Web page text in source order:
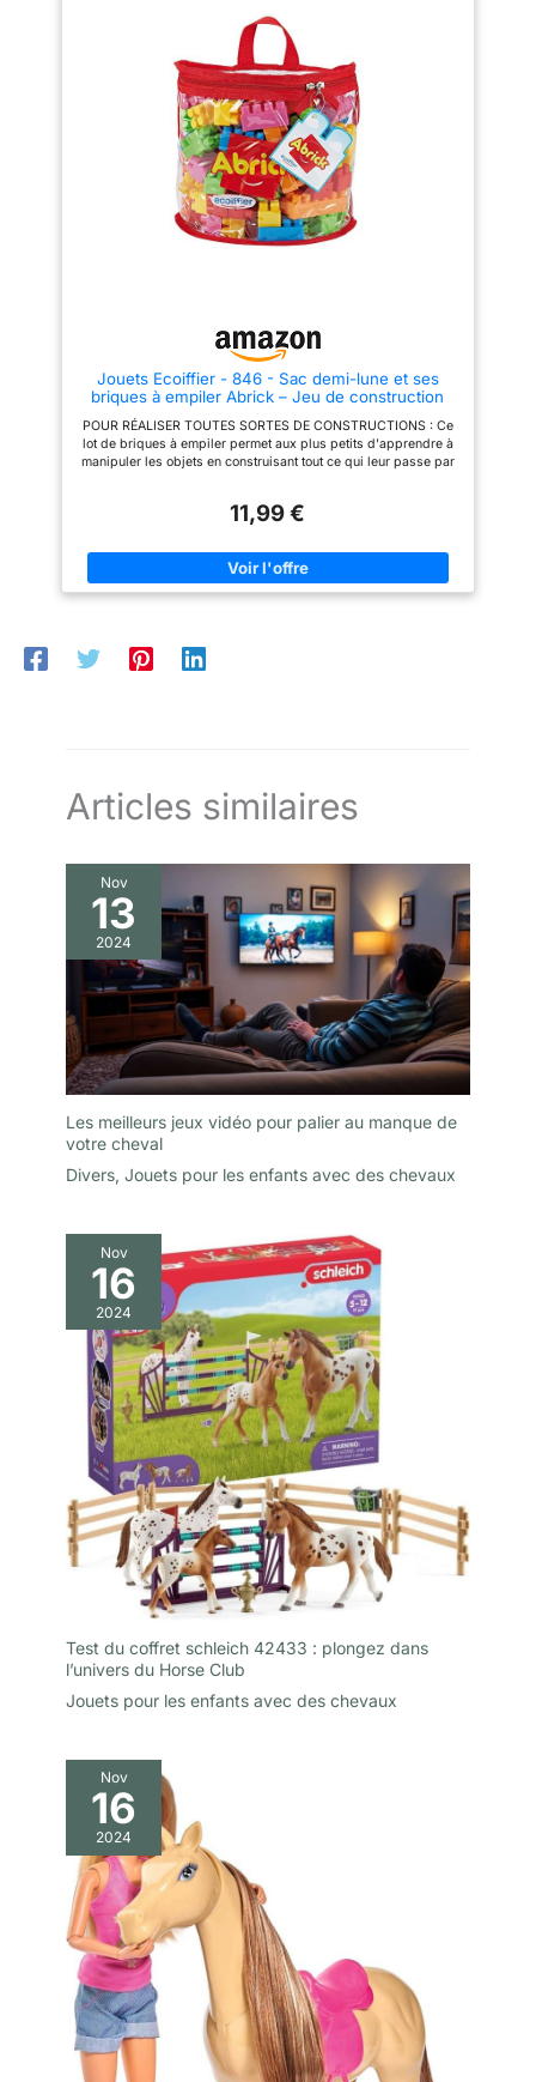
s’amusant 600 PIECES
INCLUES : ce kit contient 600
pièces en forme de croix
couleur basic à assembler ainsi
qu’un guide de construction
pour stimuler la créativité de
vos enfants MADE IN
DANEMARK : les jeux de
construction Plus-Plus sont
fabriqués au Danemark avec le
plus grand soin Les pièces sont
Cadeau Parfait : Pour
anniversaires/Noël. Favorise les
moments familiaux et l'éveil
Jouets Ecoiffier - 846 - Sac demi-lune et ses
briques à empiler Abrick – Jeu de construction
pour enfants – 100 pièces – Dès 18 mois –
Fabriqué en France
POUR RÉALISER TOUTES SORTES DE CONSTRUCTIONS : Ce
lot de briques à empiler permet aux plus petits d'apprendre à
manipuler les objets en construisant tout ce qui leur passe par
différentes formes et couleurs. DÉVELOPPER L'IMAGINATION :
partir de 18 mois pour les aider à développer leur capacité à
inventer des histoires et construire l'univers qui va avec.
JOUER POUR MIEUX GRANDIR : C'est en imitant les adultes et
GARANTIE : Jouets Ecoiffier fabrique ses produits à Oyonnax
11,99 €
Articles similaires
Nov
13
2024
Les meilleurs jeux vidéo pour palier au manque de
votre cheval
Divers, Jouets pour les enfants avec des chevaux
Nov
16
2024
Test du coffret schleich 42433 : plongez dans
l’univers du Horse Club
Jouets pour les enfants avec des chevaux
Nov
16
2024